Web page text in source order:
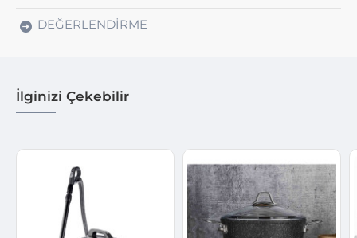
DEĞERLENDIRME
İlginizi Çekebilir